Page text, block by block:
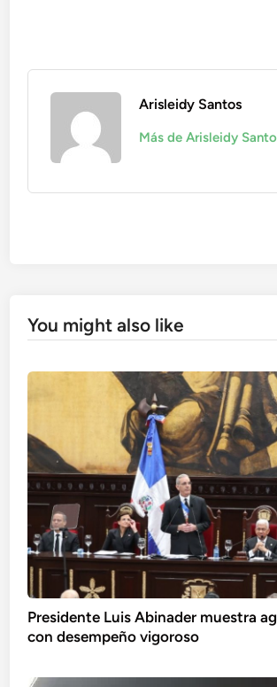
Arisleidy Santos
Más de Arisleidy
You might also like
Presidente Luis Abinader muestra
con desempeño vigoroso